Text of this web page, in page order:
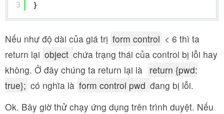
3
}
Nếu như độ dài của giá trị form control < 6 thì ta
return lại object chứa trạng thái của control bị lỗi hay
không. Ở đây chúng ta return lại là return {pwd:
true}; có nghĩa là form control pwd đang bị lỗi.
Ok. Bây giờ thử chạy ứng dụng trên trình duyệt. Nếu